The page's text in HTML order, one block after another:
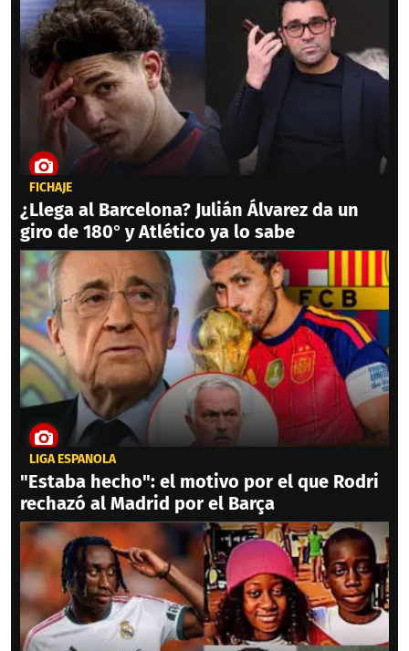
FICHAJE
¿Llega al Barcelona? Julián Álvarez da un
giro de 180° y Atlético ya lo sabe
LIGA ESPAÑOLA
"Estaba hecho": el motivo por el que Rodri
rechazó al Madrid por el Barça